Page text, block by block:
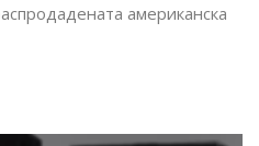
американска